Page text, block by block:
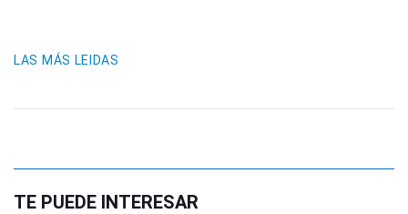
LAS MÁS LEIDAS
TE PUEDE INTERESAR